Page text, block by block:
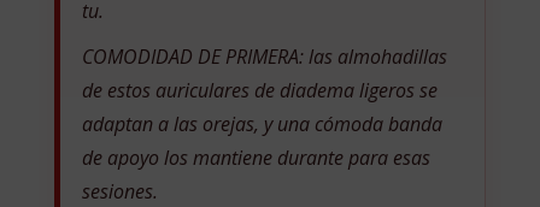
tu.
COMODIDAD DE PRIMERA: las almohadillas
de estos auriculares de diadema ligeros se
adaptan a las orejas, y una cómoda banda
de apoyo los mantiene durante para esas
sesiones.